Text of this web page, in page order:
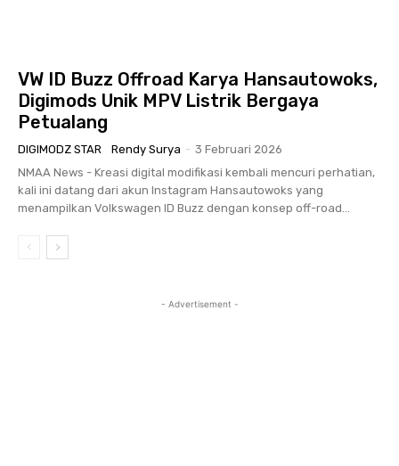
VW ID Buzz Offroad Karya Hansautowoks,
Digimods Unik MPV Listrik Bergaya
Petualang
DIGIMODZ STAR Rendy Surya - 3 Februari 2026
NMAA News - Kreasi digital modifikasi kembali mencuri perhatian,
kali ini datang dari akun Instagram Hansautowoks yang
menampilkan Volkswagen ID Buzz dengan konsep off-road...
- Advertisement -